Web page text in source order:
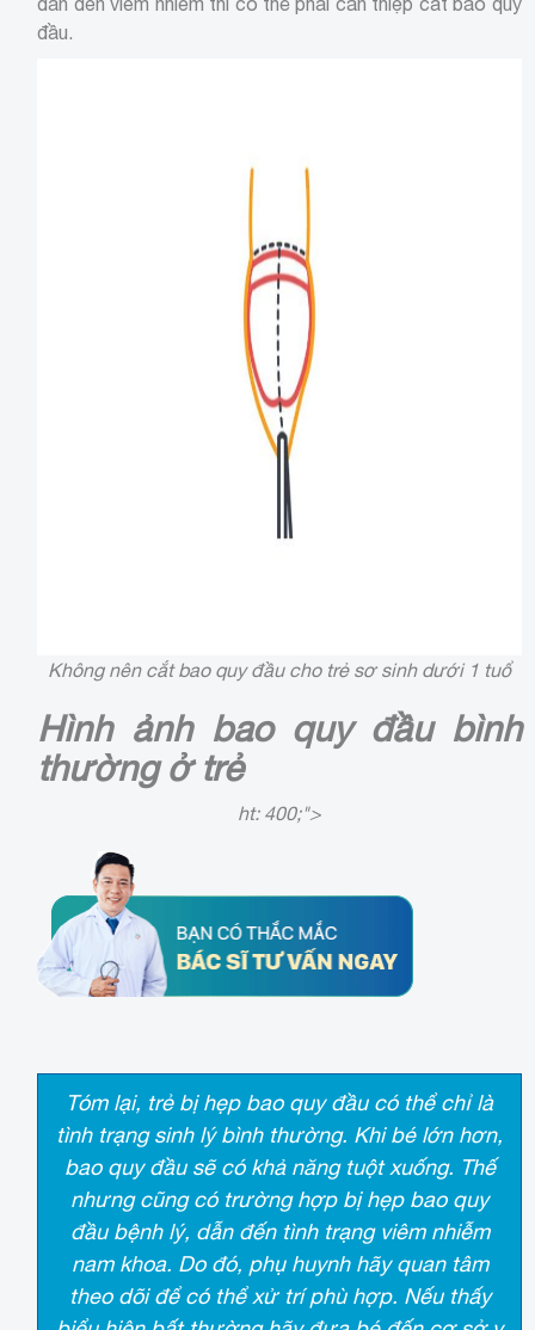
đầu.
Không nên cắt bao quy đầu cho trẻ sơ sinh dưới 1 tuổ
Hình ảnh bao quy đầu bình
thường ở trẻ
ht: 400;">
Tóm lại, trẻ bị hẹp bao quy đầu có thể chỉ là
tình trạng sinh lý bình thường. Khi bé lớn hơn,
bao quy đầu sẽ có khả năng tuột xuống. Thế
nhưng cũng có trường hợp bị hẹp bao quy
đầu bệnh lý, dẫn đến tình trạng viêm nhiễm
nam khoa. Do đó, phụ huynh hãy quan tâm
theo dõi để có thể xử trí phù hợp. Nếu thấy